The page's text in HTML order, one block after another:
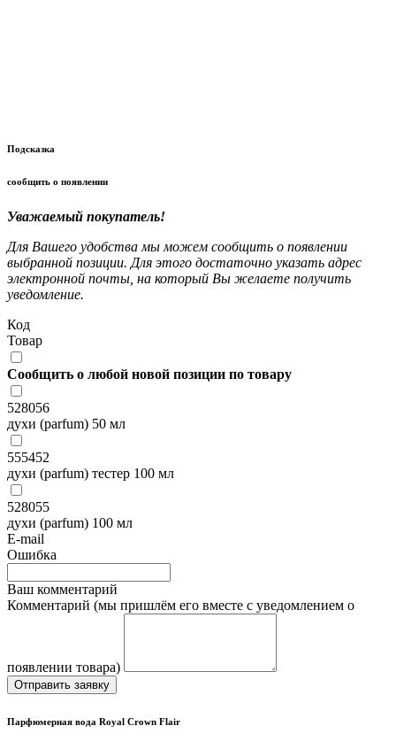
Подсказка
сообщить о появлении
Уважаемый покупатель!
Для Вашего удобства мы можем сообщить о появлении
выбранной позиции. Для этого достаточно указать адрес
электронной почты, на который Вы желаете получить
уведомление.
Код
Товар
Сообщить о любой новой позиции по товару
528056
духи (parfum) 50 мл
555452
духи (parfum) тестер 100 мл
528055
духи (parfum) 100 мл
E-mail
Ошибка
Ваш комментарий
Комментарий (мы пришлём его вместе с уведомлением о
появлении товара)
Отправить заявку
Парфюмерная вода Royal Crown Flair